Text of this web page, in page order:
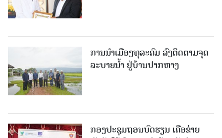
ການນໍາເມືອງທຸລະຄົມ ລົງຕິດຕາມຈຸດ
ລະບາຍນໍ້າ ຢູ່ບ້ານປາກຫາງ
ກອງປະຊຸມຖອນບົດຮຽນ ເຄືອຂ່າຍ